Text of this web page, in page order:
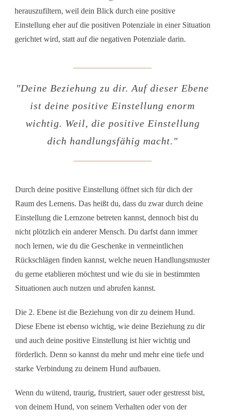
herauszufiltern, weil dein Blick durch eine positive
Einstellung eher auf die positiven Potenziale in einer Situation
gerichtet wird, statt auf die negativen Potenziale darin.
"Deine Beziehung zu dir. Auf dieser Ebene
ist deine positive Einstellung enorm
wichtig. Weil, die positive Einstellung
dich handlungsfähig macht."
Durch deine positive Einstellung öffnet sich für dich der
Raum des Lernens. Das heißt du, dass du zwar durch deine
Einstellung die Lernzone betreten kannst, dennoch bist du
nicht plötzlich ein anderer Mensch. Du darfst dann immer
noch lernen, wie du die Geschenke in vermeintlichen
Rückschlägen finden kannst, welche neuen Handlungsmuster
du gerne etablieren möchtest und wie du sie in bestimmten
Situationen auch nutzen und abrufen kannst.
Die 2. Ebene ist die Beziehung von dir zu deinem Hund.
Diese Ebene ist ebenso wichtig, wie deine Beziehung zu dir
und auch deine positive Einstellung ist hier wichtig und
förderlich. Denn so kannst du mehr und mehr eine tiefe und
starke Verbindung zu deinem Hund aufbauen.
Wenn du wütend, traurig, frustriert, sauer oder gestresst bist,
von deinem Hund, von seinem Verhalten oder von der